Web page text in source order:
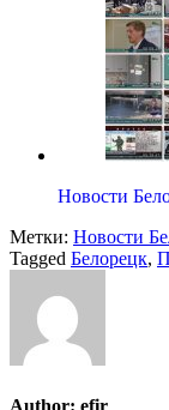
Новости
Метки: Новости
Tagged Белорецк,